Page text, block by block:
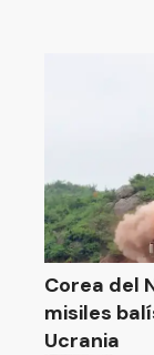
Corea del
misiles
Ucrania